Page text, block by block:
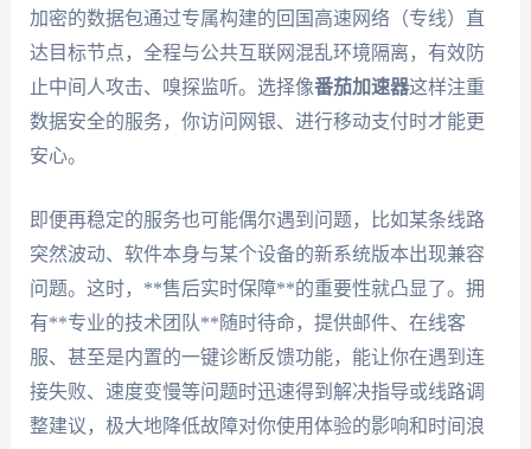
加密的数据包通过专属构建的回国高速网络（专线）直
达目标节点，全程与公共互联网混乱环境隔离，有效防
止中间人攻击、嗅探监听。选择像番茄加速器这样注重
数据安全的服务，你访问网银、进行移动支付时才能更
安心。
即便再稳定的服务也可能偶尔遇到问题，比如某条线路
突然波动、软件本身与某个设备的新系统版本出现兼容
问题。这时，**售后实时保障**的重要性就凸显了。拥
有**专业的技术团队**随时待命，提供邮件、在线客
服、甚至是内置的一键诊断反馈功能，能让你在遇到连
接失败、速度变慢等问题时迅速得到解决指导或线路调
整建议，极大地降低故障对你使用体验的影响和时间浪